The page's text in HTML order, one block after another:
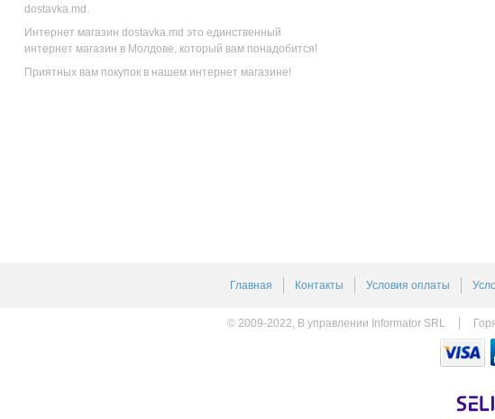
dostavka.md.
Интернет магазин dostavka.md это единственный
интернет магазин в Молдове, который вам понадобится!
Приятных вам покупок в нашем интернет магазине!
Главная Контакты Условия оплаты
© 2009-2022, В управлении Informator SRL